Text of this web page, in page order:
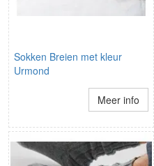
Sokken Breien met kleur
Urmond
Meer info